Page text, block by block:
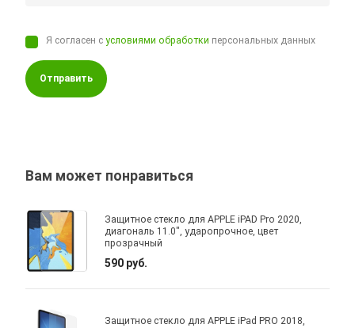
Я согласен сусловиями обработки персональных данных
Отправить
Вам может понравиться
Защитное стекло для APPLE iPAD Pro 2020,
диагональ 11.0", ударопрочное, цвет
прозрачный
590 руб.
Защитное стекло для APPLE iPad PRO 2018,